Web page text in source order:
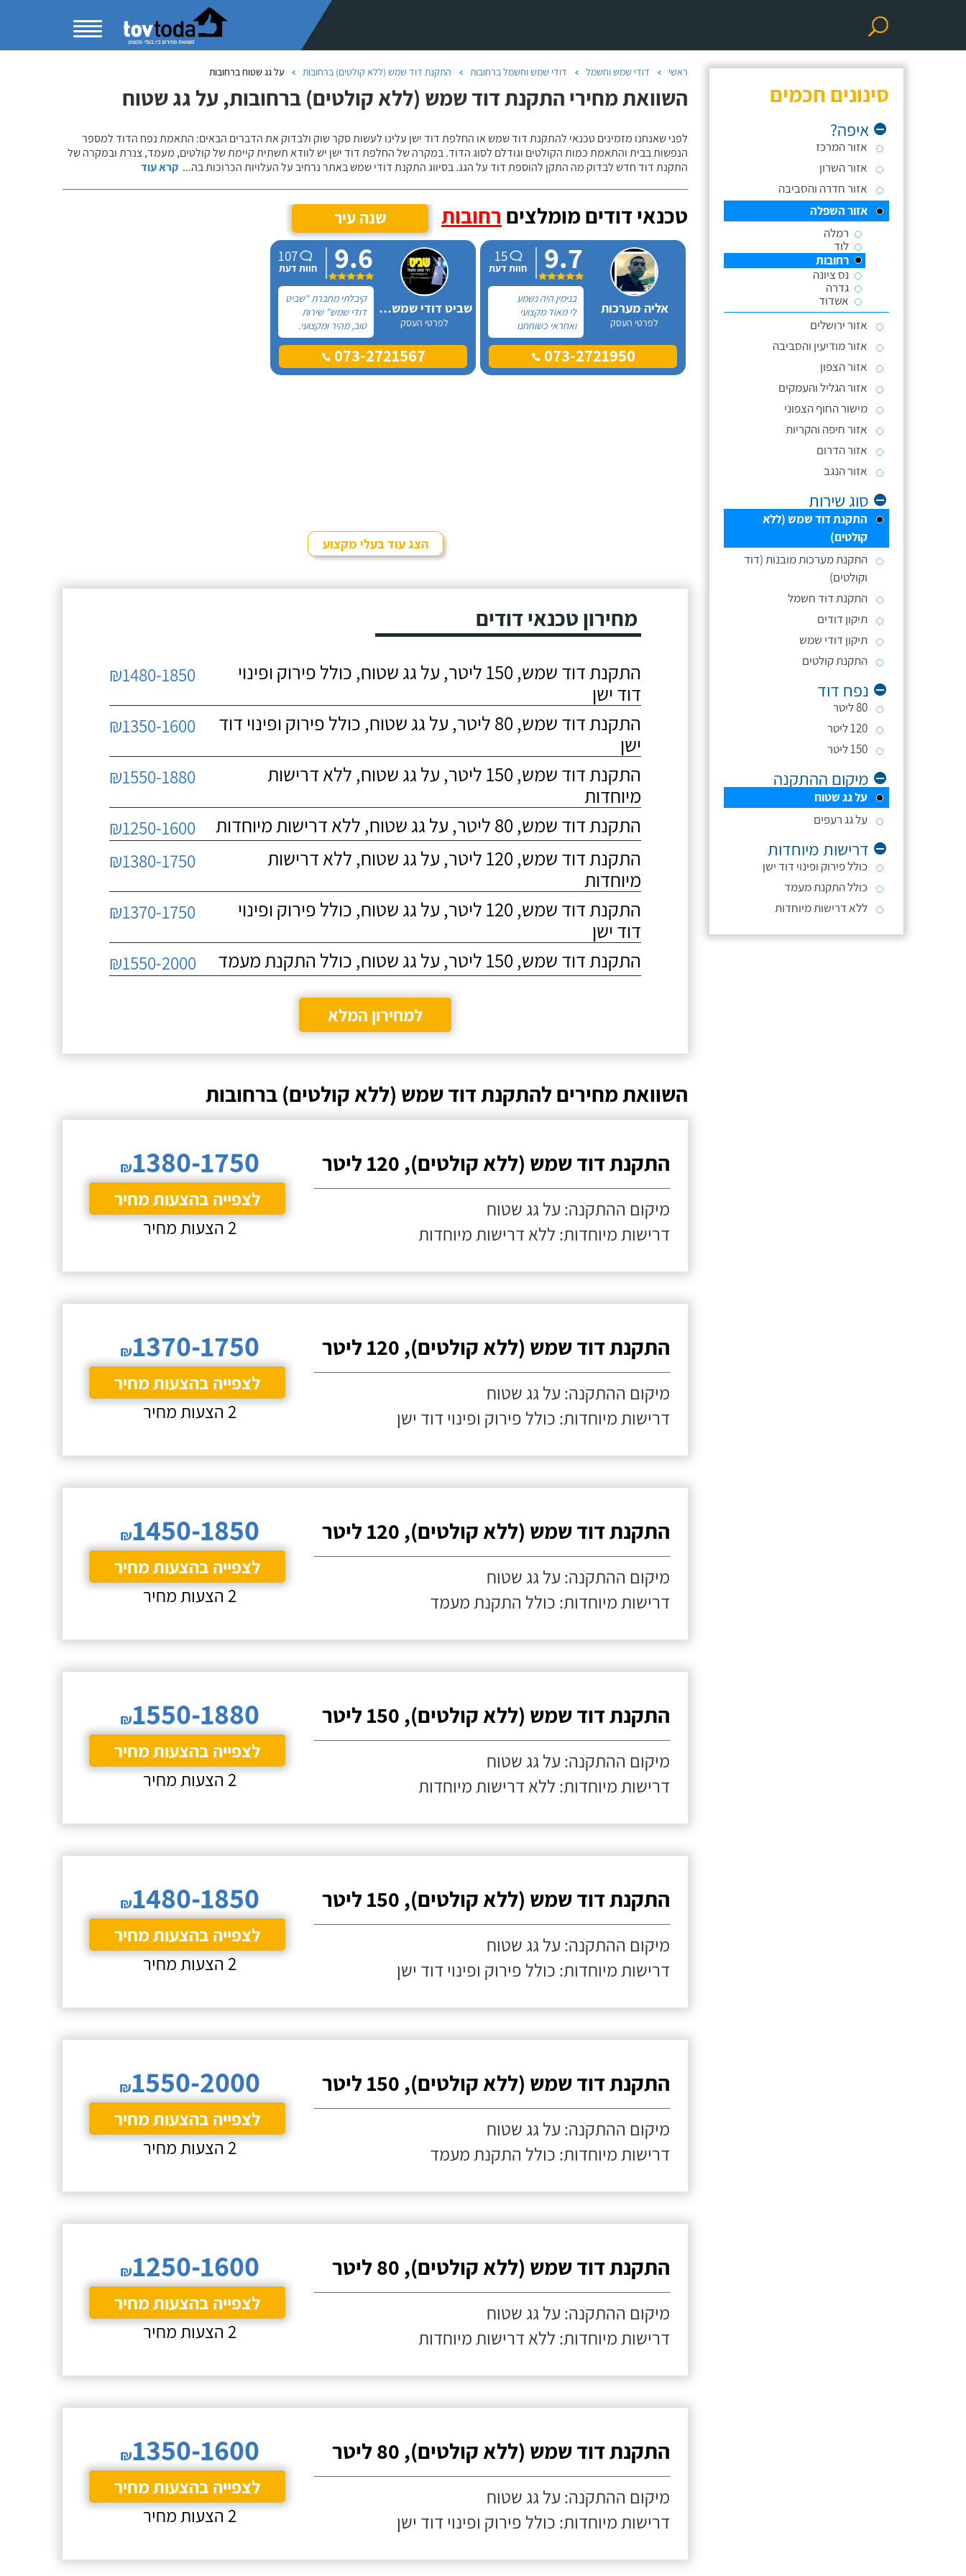
סינונים חכמים
איפה?
אזור המרכז
אזור השרון
אזור חדרה והסביבה
אזור השפלה
רמלה
לוד
רחובות
נס ציונה
גדרה
אשדוד
אזור ירושלים
אזור מודיעין והסביבה
אזור הצפון
אזור הגליל והעמקים
מישור החוף הצפוני
אזור חיפה והקריות
אזור הדרום
אזור הנגב
סוג שירות
התקנת דוד שמש (ללא
קולטים)
התקנת מערכות מובנות (דוד
וקולטים)
התקנת דוד חשמל
תיקון דודים
תיקון דודי שמש
התקנת קולטים
נפח דוד
80 ליטר
120 ליטר
150 ליטר
מיקום ההתקנה
על גג שטוח
על גג רעפים
דרישות מיוחדות
כולל פירוק ופינוי דוד ישן
כולל התקנת מעמד
ללא דרישות מיוחדות
ראשי דודי שמש וחשמל דודי שמש וחשמל ברחובות התקנת דוד שמש (ללא קולטים) ברחובות על גג שטוח ברחובות
השוואת מחירי התקנת דוד שמש (ללא קולטים) ברחובות, על גג שטוח
לפני שאנחנו מזמינים טכנאי להתקנת דוד שמש או החלפת דוד ישן עלינו לעשות סקר שוק ולבדוק את הדברים הבאים: התאמת נפח הדוד למספר
הנפשות בבית והתאמת כמות הקולטים וגודלם לסוג הדוד. במקרה של החלפת דוד ישן יש לוודא תשתית קיימת של קולטים, מעמד, צנרת ובמקרה של
התקנת דוד חדש לבדוק מה התקן להוספת דוד על הגג. בסיווג התקנת דודי שמש באתר נרחיב על העלויות הכרוכות בה... קרא עוד
טכנאי דודים מומלצים רחובות שנה עיר
אליה מערכות
לפרטי העסק
9.7
15
חוות דעת
בנימין היה נשמע
לי מאוד מקצועי
ואחראי כשוחחנו
בטלפון לכן, הזמנתי
אותו להחלפת דוד
שמש וקולטים בבניין בו073-2721950
שביט דודי שמש וחשמל בע"מ
לפרטי העסק
9.6
107
חוות דעת
קיבלתי מחברת "שביט
דודי שמש" שירות
טוב, מהיר ומקצועי.
הזמנתי אותם לא
מזמן, כשהתפוצץ לי
הדוד שמש של
073-2721567
הצג עוד בעלי מקצוע
מחירון טכנאי דודים
התקנת דוד שמש, 150 ליטר, על גג שטוח, כולל פירוק ופינוי
דוד ישן
₪1480-1850
התקנת דוד שמש, 80 ליטר, על גג שטוח, כולל פירוק ופינוי דוד
ישן
₪1350-1600
התקנת דוד שמש, 150 ליטר, על גג שטוח, ללא דרישות
מיוחדות
₪1550-1880
התקנת דוד שמש, 80 ליטר, על גג שטוח, ללא דרישות מיוחדות ₪1250-1600
התקנת דוד שמש, 120 ליטר, על גג שטוח, ללא דרישות
מיוחדות
₪1380-1750
התקנת דוד שמש, 120 ליטר, על גג שטוח, כולל פירוק ופינוי
דוד ישן
₪1370-1750
התקנת דוד שמש, 150 ליטר, על גג שטוח, כולל התקנת מעמד ₪1550-2000
למחירון המלא
השוואת מחירים להתקנת דוד שמש (ללא קולטים) ברחובות
התקנת דוד שמש (ללא קולטים), 120 ליטר
מיקום ההתקנה: על גג שטוח
דרישות מיוחדות: ללא דרישות מיוחדות
₪1380-1750
לצפייה בהצעות מחיר
2 הצעות מחיר
התקנת דוד שמש (ללא קולטים), 120 ליטר
מיקום ההתקנה: על גג שטוח
דרישות מיוחדות: כולל פירוק ופינוי דוד ישן
₪1370-1750
לצפייה בהצעות מחיר
2 הצעות מחיר
התקנת דוד שמש (ללא קולטים), 120 ליטר
מיקום ההתקנה: על גג שטוח
דרישות מיוחדות: כולל התקנת מעמד
₪1450-1850
לצפייה בהצעות מחיר
2 הצעות מחיר
התקנת דוד שמש (ללא קולטים), 150 ליטר
מיקום ההתקנה: על גג שטוח
דרישות מיוחדות: ללא דרישות מיוחדות
₪1550-1880
לצפייה בהצעות מחיר
2 הצעות מחיר
התקנת דוד שמש (ללא קולטים), 150 ליטר
מיקום ההתקנה: על גג שטוח
דרישות מיוחדות: כולל פירוק ופינוי דוד ישן
₪1480-1850
לצפייה בהצעות מחיר
2 הצעות מחיר
התקנת דוד שמש (ללא קולטים), 150 ליטר
מיקום ההתקנה: על גג שטוח
דרישות מיוחדות: כולל התקנת מעמד
₪1550-2000
לצפייה בהצעות מחיר
2 הצעות מחיר
התקנת דוד שמש (ללא קולטים), 80 ליטר
מיקום ההתקנה: על גג שטוח
דרישות מיוחדות: ללא דרישות מיוחדות
₪1250-1600
לצפייה בהצעות מחיר
2 הצעות מחיר
התקנת דוד שמש (ללא קולטים), 80 ליטר
מיקום ההתקנה: על גג שטוח
דרישות מיוחדות: כולל פירוק ופינוי דוד ישן
₪1350-1600
לצפייה בהצעות מחיר
2 הצעות מחיר